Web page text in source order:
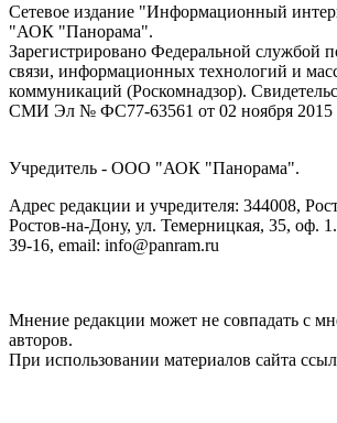
Сетевое издание "Информационный
"АОК "Панорама".
Зарегистрировано Федеральной службой
связи, информационных технологий и
коммуникаций (Роскомнадзор).
СМИ Эл № ФС77-63561 от 02 ноября 2015
Учредитель - ООО "АОК "Панорама".
Адрес редакции и учредителя: 344008,
Ростов-на-Дону, ул. Темерницкая, 35, оф.
39-16, email: info@panram.ru
Мнение редакции может не совпадать с
авторов.
При использовании материалов сайта